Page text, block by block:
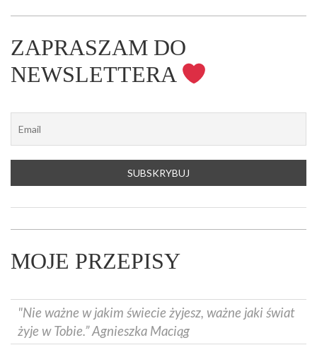
ZAPRASZAM DO
NEWSLETTERA
MOJE PRZEPISY
"Nie ważne w jakim świecie żyjesz, ważne jaki świat
żyje w Tobie.” Agnieszka Maciąg